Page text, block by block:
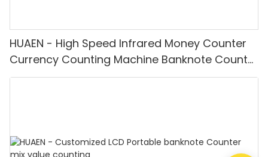
HUAEN - High Speed Infrared Money Counter
Currency Counting Machine Banknote Counter
H-9900